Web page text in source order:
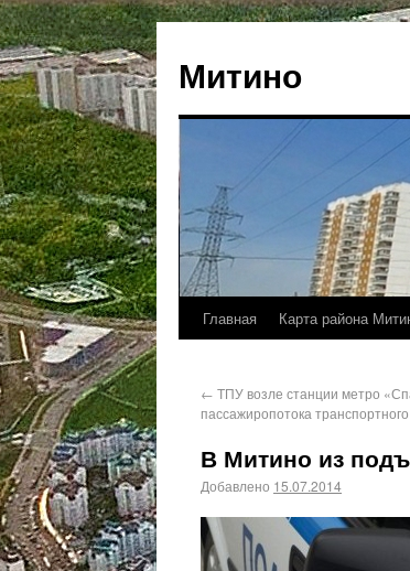
Митино
Главная Карта района
← ТПУ возле станции метро
пассажиропотока
В Митино из
Добавлено 15.07.2014